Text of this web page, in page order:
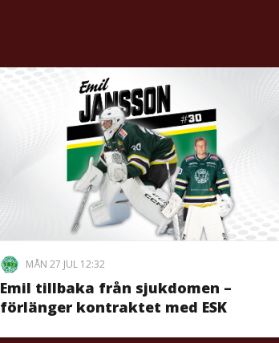
MÅN 27 JUL 12:32
Emil tillbaka från sjukdomen –
förlänger kontraktet med ESK